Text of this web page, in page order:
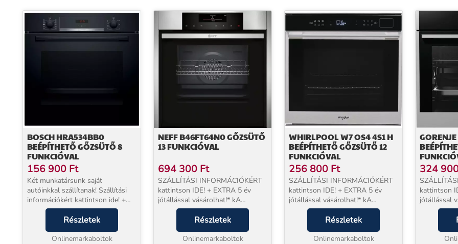
BOSCH HRA534BB0
BEÉPÍTHETŐ GŐZSÜTŐ 8
FUNKCIÓVAL
156 900 Ft
Két munkatársunk saját
autóinkkal szállítanak! Szállítási
információkért kattintson ide! +
EXTRA 5 év jótállással
vásárolhat!* Beüzemelés
szolgáltatásunk a készülék mellé
NEM választható. Bosch HRA53...
Részletek
Onlinemarkaboltok
NEFF B46FT64N0 GŐZSÜTŐ
13 FUNKCIÓVAL
694 300 Ft
SZÁLLÍTÁSI INFORMÁCIÓKÉRT
kattintson IDE! + EXTRA 5 év
jótállással vásárolhat!* kA
megrendelt termékeket két SAJÁT
munkatársunk szállítja házhoz,
órapontosan, az ország egész
területén! Magas színvon...
Részletek
Onlinemarkaboltok
WHIRLPOOL W7 OS4 4S1 H
BEÉPÍTHETŐ GŐZSÜTŐ 12
FUNKCIÓVAL
256 800 Ft
SZÁLLÍTÁSI INFORMÁCIÓKÉRT
kattintson IDE! + EXTRA 5 év
jótállással vásárolhat!* kA
megrendelt termékeket két SAJÁT
munkatársunk szállítja házhoz,
órapontosan, az ország egész
területén! Elektromos sü...
Részletek
Onlinemarkaboltok
324
kattintson
jótállással
területén!